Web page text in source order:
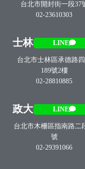
台北市開封街一段37
02-23610303
士林 LINE
台北市士林區承德路
189號2樓
02-28810885
政大 LINE
台北市木柵區指南路二
號
02-29391066